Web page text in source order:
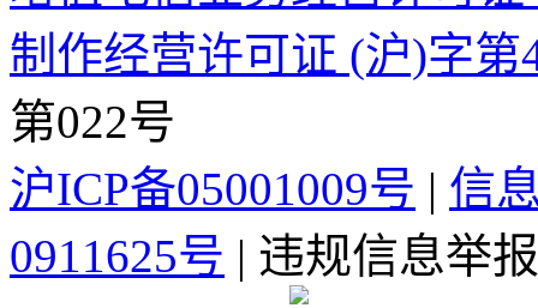
制作经营许可证 (沪)字第
第022号
沪ICP备05001009号 | 信
0911625号 | 违规信息举